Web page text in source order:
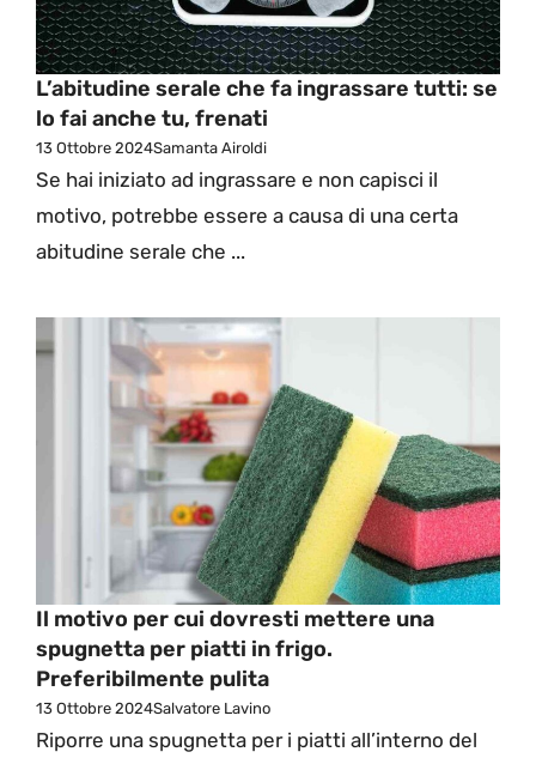
L’abitudine serale che fa ingrassare tutti: se
lo fai anche tu, frenati
13 Ottobre 2024Samanta Airoldi
Se hai iniziato ad ingrassare e non capisci il
motivo, potrebbe essere a causa di una certa
abitudine serale che ...
Il motivo per cui dovresti mettere una
spugnetta per piatti in frigo.
Preferibilmente pulita
13 Ottobre 2024Salvatore Lavino
Riporre una spugnetta per i piatti all’interno del